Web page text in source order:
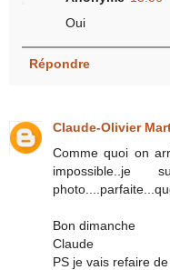
Oui
Répondre
Claude-Olivier
Comme quoi on
Bon dimanche
Claude
PS je vais refaire